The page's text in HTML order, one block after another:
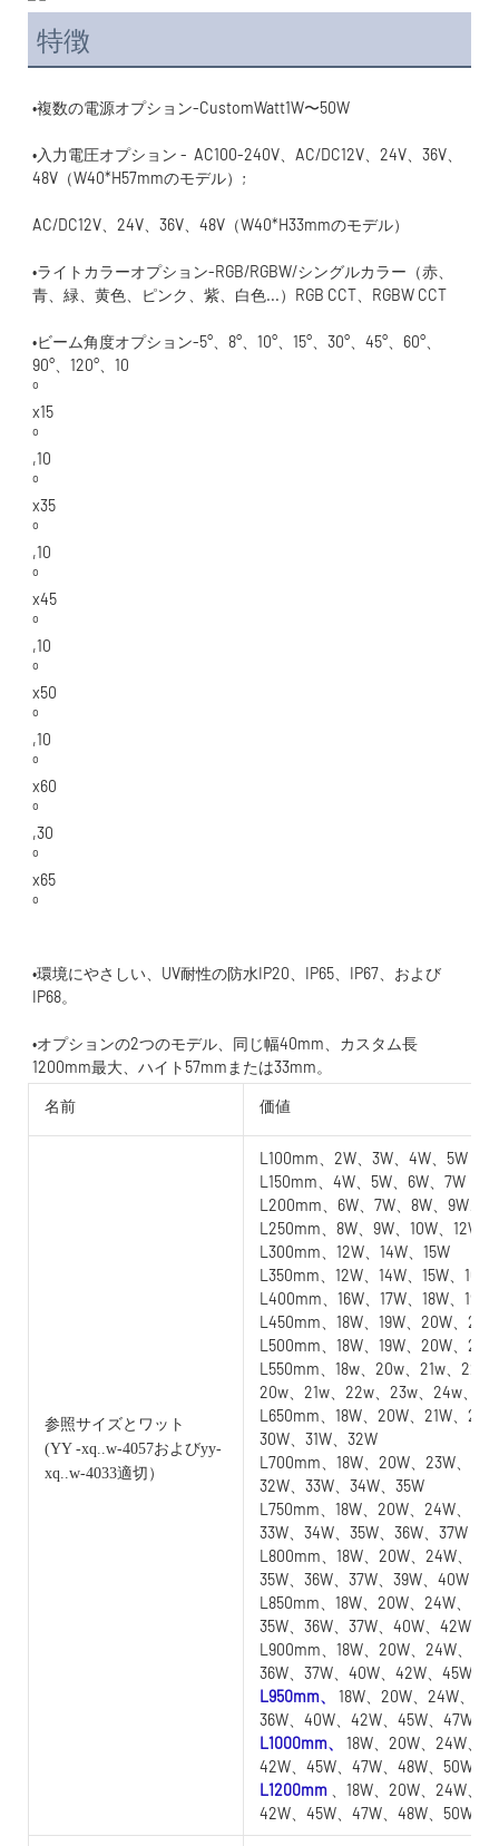
特徴
•入力電圧オプション -  AC100-240V、AC/DC12V、24V、36V、
•ライトカラーオプション-RGB/RGBW/シングルカラー（赤、
•ビーム角度オプション-5°、8°、10°、15°、30°、45°、60°、
•環境にやさしい、UV耐性の防水IP20、IP65、IP67、および
•オプションの2つのモデル、同じ幅40mm、カスタム長
名前 価値
参照サイズとワット
(YY -xq..w-4057およびyy-
xq..w-4033適切）
L100mm、2W、3W、4W、5W
L150mm、4W、5W、6W、7W
L200mm、6W、7W、8W、9W、
L250mm、8W、9W、10W、12W
L300mm、12W、14W、15W
L350mm、12W、14W、15W、16W
L400mm、16W、17W、18W、19W
L450mm、18W、19W、20W、
L500mm、18W、19W、20W、
L550mm、18w、20w、21w、
20w、21w、22w、23w、24w、
L650mm、18W、20W、21W、
30W、31W、32W
L700mm、18W、20W、23W、
32W、33W、34W、35W
L750mm、18W、20W、24W、
33W、34W、35W、36W、37W
L800mm、18W、20W、24W、
35W、36W、37W、39W、40W
L850mm、18W、20W、24W、
35W、36W、37W、40W、42W
L900mm、18W、20W、24W、
36W、37W、40W、42W、45W
L950mm、 18W、20W、24W、
36W、40W、42W、45W、47W
L1000mm、 18W、20W、24W、
42W、45W、47W、48W、50W
L1200mm
、18W、20W、24W、
42W、45W、47W、48W、50W